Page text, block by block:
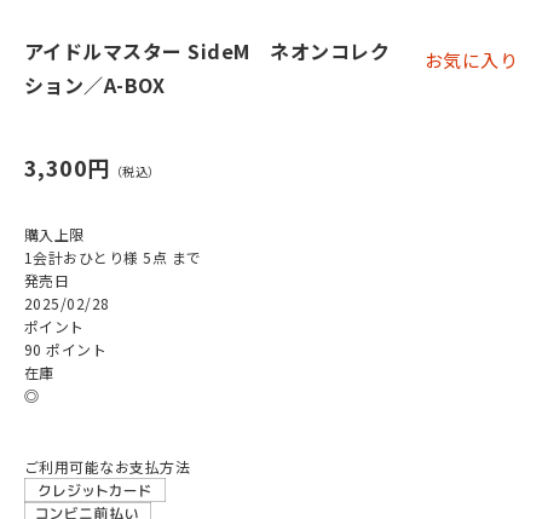
アイドルマスター SideM ネオンコレク
ション／A-BOX
お気に入り
3,300円
購入上限
1会計おひとり様 5点 まで
発売日
2025/02/28
ポイント
90 ポイント
在庫
◎
ご利用可能なお支払方法